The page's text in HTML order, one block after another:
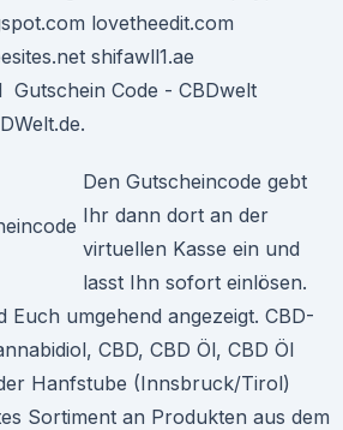
lovetheedit.com
shifawll1.ae
Gutschein Code - CBDwelt
Den Gutscheincode gebt
Ihr dann dort an der
virtuellen Kasse ein und
lasst Ihn sofort einlösen.
Euch umgehend angezeigt. CBD-
CBD, CBD Öl, CBD Öl
Hanfstube (Innsbruck/Tirol)
Sortiment an Produkten aus dem